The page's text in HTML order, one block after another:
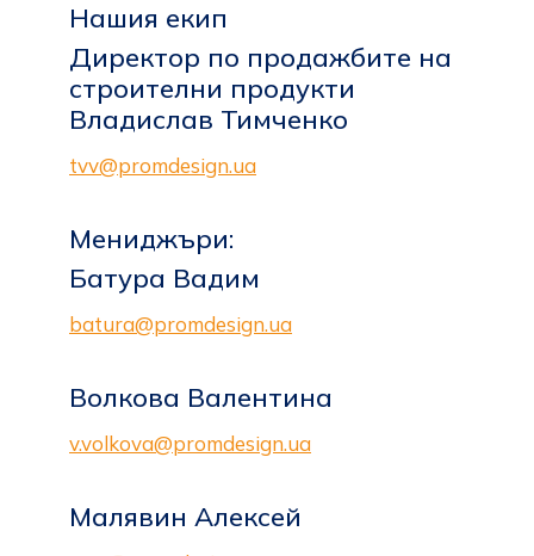
Нашия екип
Директор по продажбите на
строителни продукти
Владислав Тимченко
tvv@promdesign.ua
Мениджъри:
Батура Вадим
batura@promdesign.ua
Волкова Валентина
v.volkova@promdesign.ua
Малявин Алексей